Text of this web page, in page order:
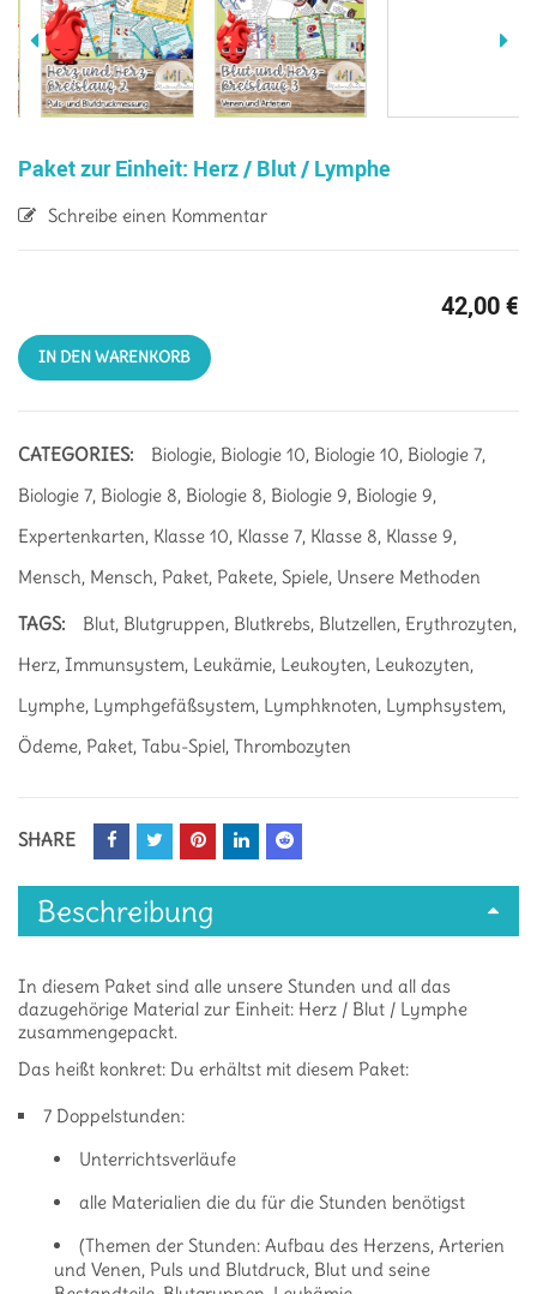
Paket zur Einheit: Herz / Blut / Lymphe
Schreibe einen Kommentar
42,00€
IN DEN WARENKORB
CATEGORIES: Biologie, Biologie 10, Biologie 10, Biologie 7,
Biologie 7, Biologie 8, Biologie 8, Biologie 9, Biologie 9,
Expertenkarten, Klasse 10, Klasse 7, Klasse 8, Klasse 9,
Mensch, Mensch, Paket, Pakete, Spiele, Unsere Methoden
TAGS: Blut, Blutgruppen, Blutkrebs, Blutzellen, Erythrozyten,
Herz, Immunsystem, Leukämie, Leukoyten, Leukozyten,
Lymphe, Lymphgefäßsystem, Lymphknoten, Lymphsystem,
Ödeme, Paket, Tabu-Spiel, Thrombozyten
SHARE
Beschreibung
In diesem Paket sind alle unsere Stunden und all das
dazugehörige Material zur Einheit: Herz / Blut / Lymphe
zusammengepackt.
Das heißt konkret: Du erhältst mit diesem Paket:
7 Doppelstunden:
Unterrichtsverläufe
alle Materialien die du für die Stunden benötigst
(Themen der Stunden: Aufbau des Herzens, Arterien
und Venen, Puls und Blutdruck, Blut und seine